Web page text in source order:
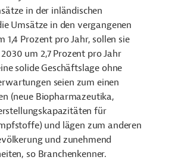
in der inländischen
Umsätze in den vergangenen
1,4 Prozent pro Jahr, sollen sie
um 2,7 Prozent pro Jahr
solide Geschäftslage ohne
seien zum einen
(neue Biopharmazeutika,
für
und lägen zum anderen
und zunehmend
so Branchenkenner.